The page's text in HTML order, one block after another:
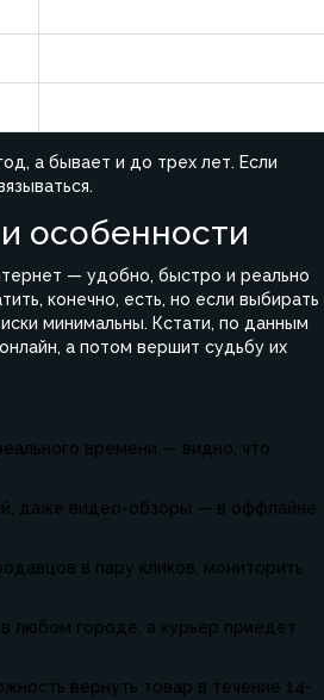
а бывает и до трех лет. Если
особенности
— удобно, быстро и реально
конечно, есть, но если выбирать
минимальны. Кстати, по данным
а потом вершит судьбу их
времени — видно, что
даже видео-обзоры — в оффлайне
в пару кликов, мониторить
любом городе, а курьер приедет
вернуть товар в течение 14-